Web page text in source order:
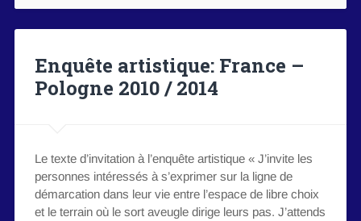
Enquête artistique: France –
Pologne 2010 / 2014
Le texte d’invitation à l’enquête artistique « J’invite les
personnes intéressés à s’exprimer sur la ligne de
démarcation dans leur vie entre l’espace de libre choix
et le terrain où le sort aveugle dirige leurs pas. J’attends